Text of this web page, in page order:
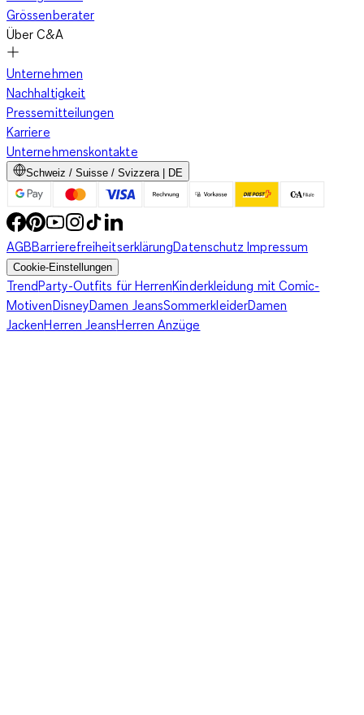
Grössenberater
Über C&A
Unternehmen
Nachhaltigkeit
Pressemitteilungen
Karriere
Unternehmenskontakte
Schweiz / Suisse / Svizzera | DE
AGBBarrierefreiheitserklärungDatenschutzImpressum
Cookie-Einstellungen
TrendParty-Outfits für HerrenKinderkleidung mit Comic-
MotivenDisneyDamen JeansSommerkleiderDamen
JackenHerren JeansHerren Anzüge